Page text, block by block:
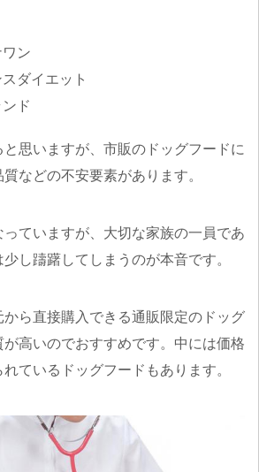
ン
ダイエット
ド
と思いますが、市販のドッグフードに
などの不安要素があります。
ていますが、大切な家族の一員であ
し躊躇してしまうのが本音です。
ら直接購入できる通販限定のドッグ
高いのでおすすめです。中には価格
ているドッグフードもあります。